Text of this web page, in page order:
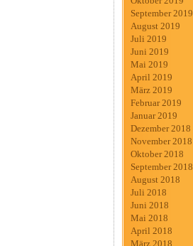
September 2019
August 2019
Juli 2019
Juni 2019
Mai 2019
April 2019
März 2019
Februar 2019
Januar 2019
Dezember 2018
November 2018
Oktober 2018
September 2018
August 2018
Juli 2018
Juni 2018
Mai 2018
April 2018
März 2018